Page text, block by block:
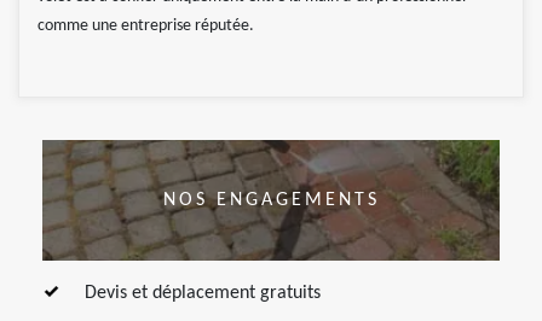
comme une entreprise réputée.
NOS ENGAGEMENTS
Devis et déplacement gratuits